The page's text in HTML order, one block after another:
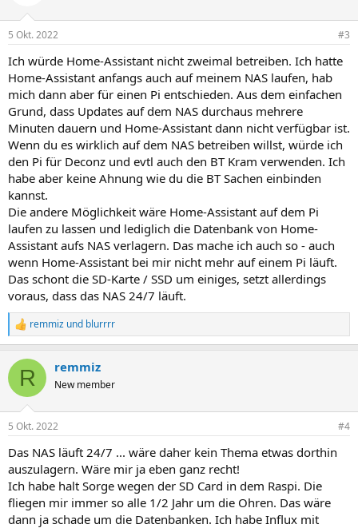
e
:
5 Okt. 2022 #3
Ich würde Home-Assistant nicht zweimal betreiben. Ich hatte
Home-Assistant anfangs auch auf meinem NAS laufen, hab
mich dann aber für einen Pi entschieden. Aus dem einfachen
Grund, dass Updates auf dem NAS durchaus mehrere
Minuten dauern und Home-Assistant dann nicht verfügbar ist.
Wenn du es wirklich auf dem NAS betreiben willst, würde ich
den Pi für Deconz und evtl auch den BT Kram verwenden. Ich
habe aber keine Ahnung wie du die BT Sachen einbinden
kannst.
Die andere Möglichkeit wäre Home-Assistant auf dem Pi
laufen zu lassen und lediglich die Datenbank von Home-
Assistant aufs NAS verlagern. Das mache ich auch so - auch
wenn Home-Assistant bei mir nicht mehr auf einem Pi läuft.
Das schont die SD-Karte / SSD um einiges, setzt allerdings
voraus, dass das NAS 24/7 läuft.
R
e
k
i
e
:
remmiz und blurrrr
R remmiz
New member
5 Okt. 2022 #4
Das NAS läuft 24/7 ... wäre daher kein Thema etwas dorthin
auszulagern. Wäre mir ja eben ganz recht!
Ich habe halt Sorge wegen der SD Card in dem Raspi. Die
fliegen mir immer so alle 1/2 Jahr um die Ohren. Das wäre
dann ja schade um die Datenbanken. Ich habe Influx mit